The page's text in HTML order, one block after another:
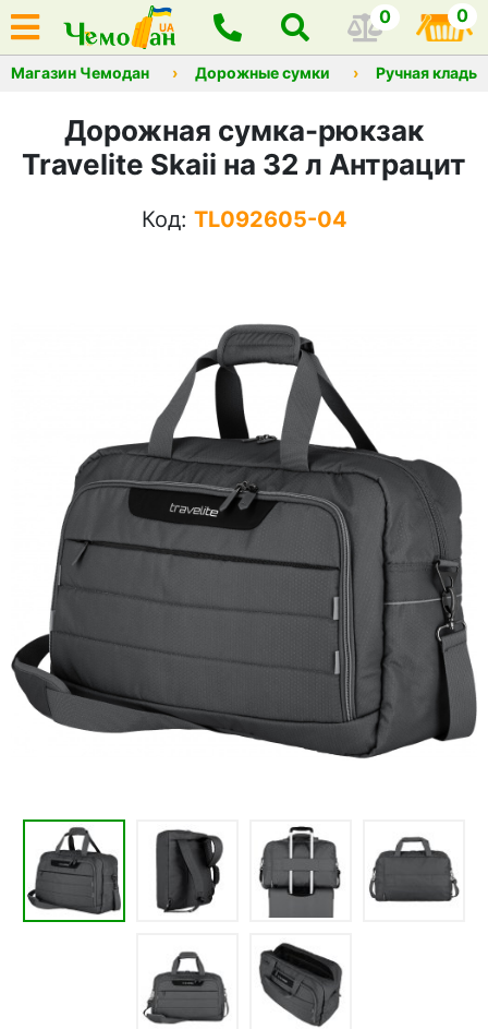
0 0
Магазин Чемодан Дорожные сумки Ручная кладь
Дорожная сумка-рюкзак
Travelite Skaii на 32 л Антрацит
Код: TL092605-04